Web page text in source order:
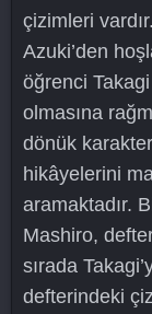
çizimleri
Azuki’den
öğrenci Takagi
olmasına
dönük
hikâyelerini
aramaktadır.
Mashiro,
sırada
defterindeki